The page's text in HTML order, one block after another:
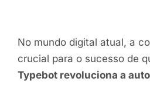
No mundo digital atual, a
crucial para o sucesso de
Typebot revoluciona a